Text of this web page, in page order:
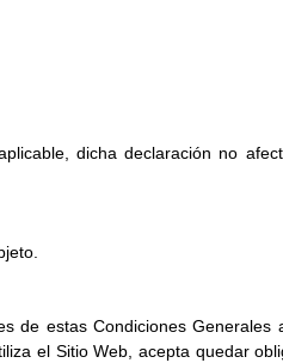
dicha declaración no
de estas Condiciones
el Sitio Web, acepta quedar